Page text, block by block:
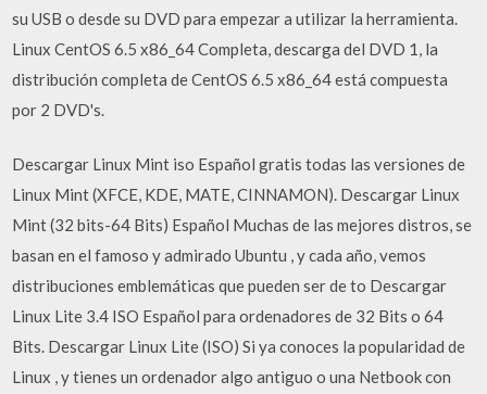
su USB o desde su DVD para empezar a utilizar la herramienta.
Linux CentOS 6.5 x86_64 Completa, descarga del DVD 1, la
distribución completa de CentOS 6.5 x86_64 está compuesta
por 2 DVD's.
Descargar Linux Mint iso Español gratis todas las versiones de
Linux Mint (XFCE, KDE, MATE, CINNAMON). Descargar Linux
Mint (32 bits-64 Bits) Español Muchas de las mejores distros, se
basan en el famoso y admirado Ubuntu , y cada año, vemos
distribuciones emblemáticas que pueden ser de to Descargar
Linux Lite 3.4 ISO Español para ordenadores de 32 Bits o 64
Bits. Descargar Linux Lite (ISO) Si ya conoces la popularidad de
Linux , y tienes un ordenador algo antiguo o una Netbook con